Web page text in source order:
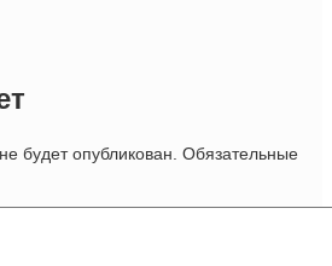
будет опубликован. Обязательные